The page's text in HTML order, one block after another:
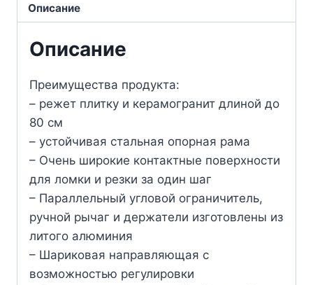
Описание
Описание
Преимущества продукта:
– режет плитку и керамогранит длиной до
80 см
– устойчивая стальная опорная рама
– Очень широкие контактные поверхности
для ломки и резки за один шаг
– Параллельный угловой ограничитель,
ручной рычаг и держатели изготовлены из
литого алюминия
– Шариковая направляющая с
возможностью регулировки